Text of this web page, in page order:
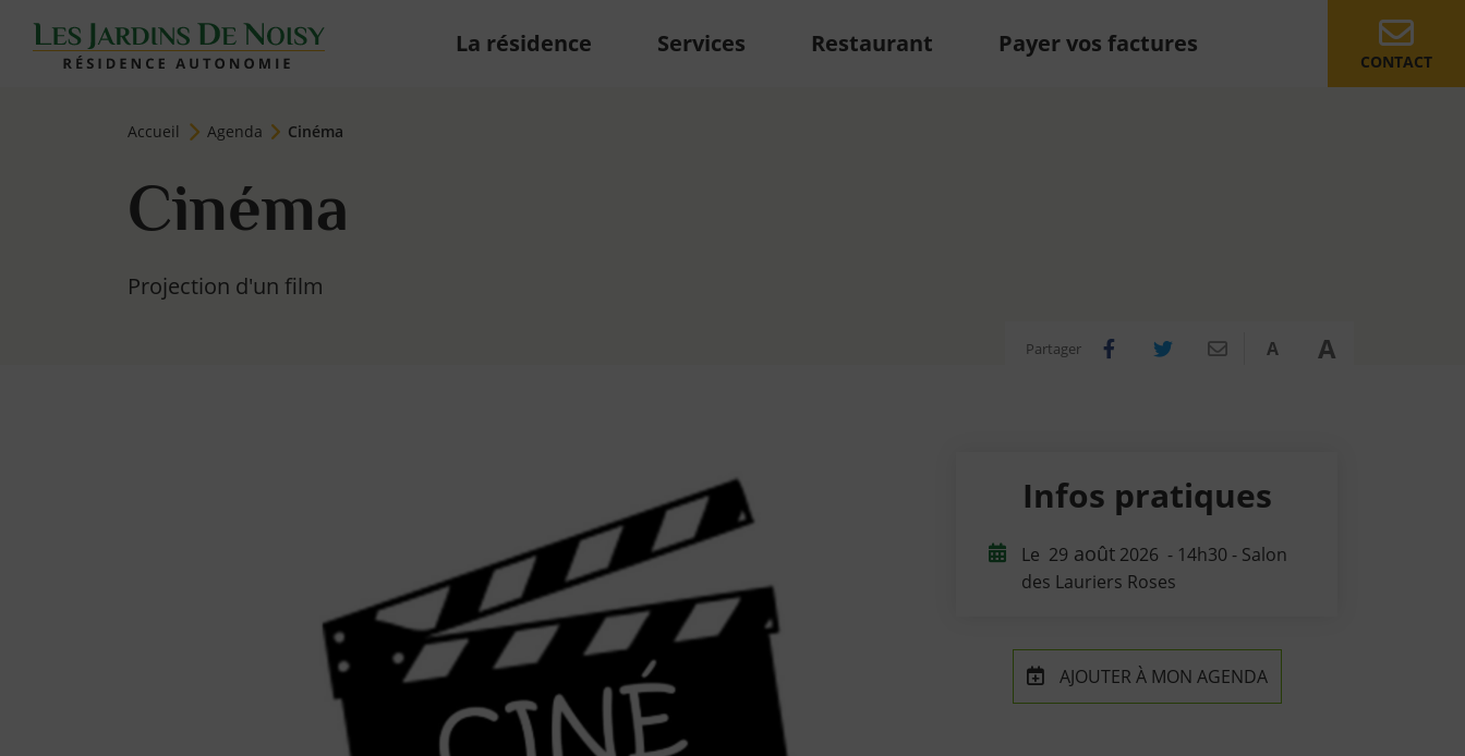
Jardins de Noisy-le-roi La résidence Services Restaurant Payer vos factures
CONTACT
Accueil
Page d'accueil du site
Agenda Cinéma
Cinéma
Projection d'un film
Partager Partager sur Facebook
Partager sur Twitter
Partager par e-mail
ARéduire
AAgrandir
Infos pratiques
Le 29 août 2026 - 14h30 - Salon
des Lauriers Roses
AJOUTER À MON AGENDA